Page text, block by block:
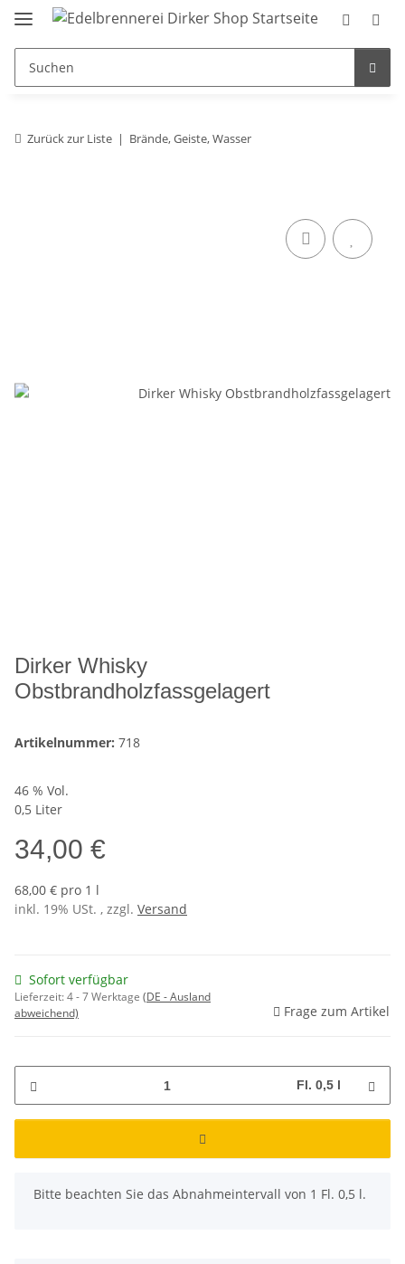
Zurück zur Liste Brände, Geiste, Wasser
Dirker Whisky
Obstbrandholzfassgelagert
Artikelnummer: 718
46 % Vol.
0,5 Liter
34,00 €
68,00 € pro 1 l
inkl. 19% USt. , zzgl. Versand
Sofort verfügbar
Lieferzeit:4 - 7 Werktage (DE - Ausland
abweichend)
Frage zum Artikel
Fl. 0,5 l
x
Bitte beachten Sie das Abnahmeintervall von 1 Fl. 0,5 l.